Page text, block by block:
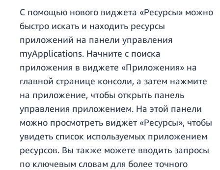
С помощью нового виджета «Ресурсы» можно
быстро искать и находить ресурсы
приложений на панели управления
myApplications. Начните с поиска
приложения в виджете «Приложения» на
главной странице консоли, а затем нажмите
на приложение, чтобы открыть панель
управления приложением. На этой панели
можно просмотреть виджет «Ресурсы», чтобы
увидеть список используемых приложением
ресурсов. Вы также можете вводить запросы
по ключевым словам для более точного